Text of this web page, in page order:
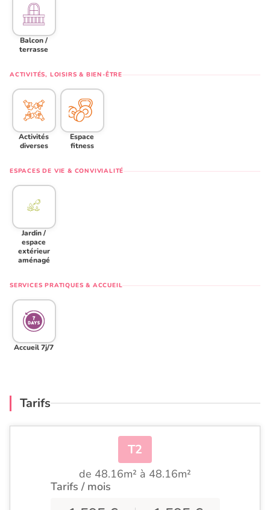
Balcon /
terrasse
ACTIVITÉS, LOISIRS & BIEN-ÊTRE
Activités
diverses
Espace
fitness
ESPACES DE VIE & CONVIVIALITÉ
Jardin /
espace
extérieur
aménagé
SERVICES PRATIQUES & ACCUEIL
Accueil 7j/7
Tarifs
T2
de 48.16m² à 48.16m²
Tarifs / mois